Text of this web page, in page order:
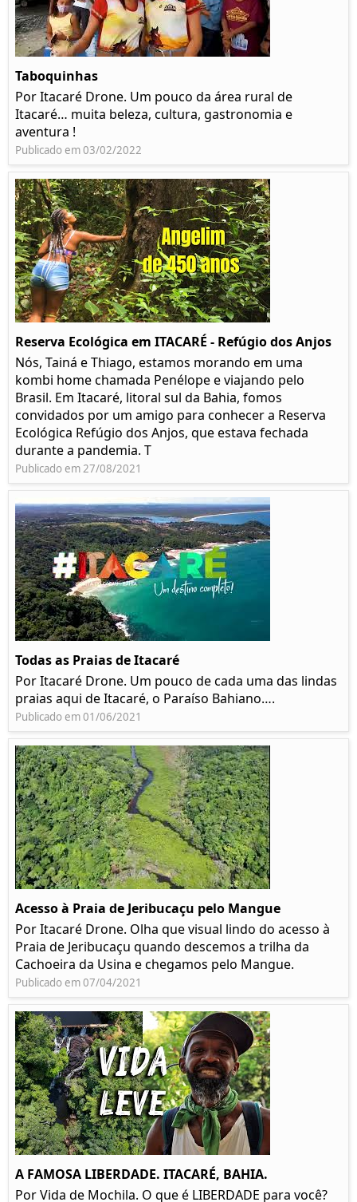
Taboquinhas
Por Itacaré Drone. Um pouco da área rural de
Itacaré… muita beleza, cultura, gastronomia e
aventura !
Publicado em 03/02/2022
Reserva Ecológica em ITACARÉ - Refúgio dos Anjos
Nós, Tainá e Thiago, estamos morando em uma
kombi home chamada Penélope e viajando pelo
Brasil. Em Itacaré, litoral sul da Bahia, fomos
convidados por um amigo para conhecer a Reserva
Ecológica Refúgio dos Anjos, que estava fechada
durante a pandemia. T
Publicado em 27/08/2021
Todas as Praias de Itacaré
Por Itacaré Drone. Um pouco de cada uma das lindas
praias aqui de Itacaré, o Paraíso Bahiano….
Publicado em 01/06/2021
Acesso à Praia de Jeribucaçu pelo Mangue
Por Itacaré Drone. Olha que visual lindo do acesso à
Praia de Jeribucaçu quando descemos a trilha da
Cachoeira da Usina e chegamos pelo Mangue.
Publicado em 07/04/2021
A FAMOSA LIBERDADE. ITACARÉ, BAHIA.
Por Vida de Mochila. O que é LIBERDADE para você?